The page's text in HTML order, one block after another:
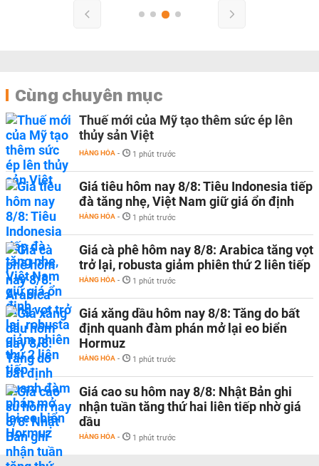
Cùng chuyên mục
Thuế mới của Mỹ tạo thêm sức ép lên
thủy sản Việt
HÀNG HÓA - 1 phút trước
Giá tiêu hôm nay 8/8: Tiêu Indonesia tiếp
đà tăng nhẹ, Việt Nam giữ giá ổn định
HÀNG HÓA - 1 phút trước
Giá cà phê hôm nay 8/8: Arabica tăng vọt
trở lại, robusta giảm phiên thứ 2 liên tiếp
HÀNG HÓA - 1 phút trước
Giá xăng dầu hôm nay 8/8: Tăng do bất
định quanh đàm phán mở lại eo biển
Hormuz
HÀNG HÓA - 1 phút trước
Giá cao su hôm nay 8/8: Nhật Bản ghi
nhận tuần tăng thứ hai liên tiếp nhờ giá
dầu
HÀNG HÓA - 1 phút trước